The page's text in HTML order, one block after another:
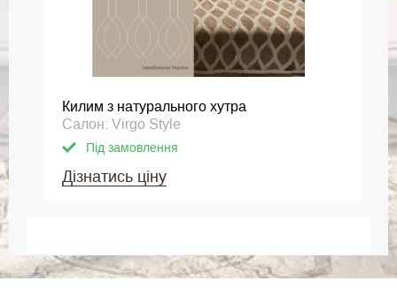
Килим з натурального хутра
Салон: Virgo Style
Під замовлення
Дізнатись ціну